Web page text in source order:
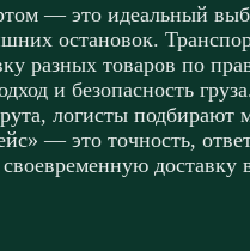
— это идеальный
остановок.
разных товаров по
и безопасность
логисты подбирают
— это точность,
доставку